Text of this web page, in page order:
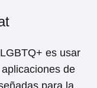
es usar
de